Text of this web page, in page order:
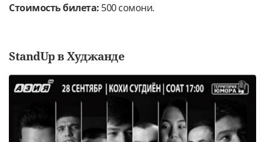
Стоимость билета: 500 сомони.
StandUp в Худжанде